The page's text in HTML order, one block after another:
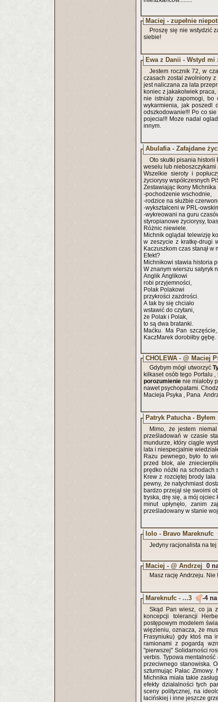
Maciej - zupełnie
Proszę się nie wstydzić
siebie!
Ewa z Danii - Wstyd
Jestem rocznik 72, w
czasach zostal zwolniony
jest naliczana za lata
koniec z jakakolwiek
nie istnialy zapomogi,
wykarmienia, jak poszedl
odszkodowanie!!! Po co
pojecia!!! Moze nadal
innym.
Abulafia - Zafajdane
Oto skutki pisania historii
weselu lub nieboszczykami
Wszelkie sieroty i
życiorysy współczesnych
Zestawiając ikony
-pochodzenie wschodnie,
-rodzice na służbie
-wykształceni w PRL-
-wykreowani na guru
styropianowe życiorysy,
Różnic niewiele.
Michnik oglądał telewizję
w zeszycie z kratkę-drugi
Kaczuszkom czas stanął w
Efekt?
Michnikowi stawia historia
W znanym wierszu satyryk
Anglik Anglikowi
robi przyjemności,
Polak Polakowi
przykrości zazdrości.
A tak by się chciało
wstawić do czytani,
że Polak i Polak,
to są dwa bratanki.
Maćku. Ma Pan
KaczMarek dorobiłby gębę.
CHOLEWA - @ Maciej
Gdybym mógł utworzyć
kilkaset osób tego Portalu
porozumienie nie miałoby
nawet psychopatami.
Macieja Psyka , Pana
Patryk Patucha -
Mimo, że jestem
prześladowań w czasie
mundurze, który ciągle
lata i niespecjalnie
Razu pewnego, było to
przed blok, ale
prędko nóżki na schodach
Krew z rozciętej brody
pewny, że natychmiast
bardzo przejął się swoimi
tryska, drę się, a mój ojciec
minut upłynęło, zanim
prześladowany w stanie
lolo - Bravo Mareknufc
Jedyny racjonalista na tej
Maciej - @ Andrzej 0
Masz rację Andrzeju.
Mareknufc - ...3 -4
Skąd Pan wiesz, co ja
koncepcji tolerancji
postępowym modelem
więzieniu, oznacza, że
Frasyniuku) gdy ktoś ma
ramionami z pogardą
"pierwszej" Solidarności
verbis. Typowa
przeciwnego stanowiska.
szturmując Pałac
Michnika miała takie
efekty działalności tych
sceny politycznej, na
łacińskiej i inne jeszcze